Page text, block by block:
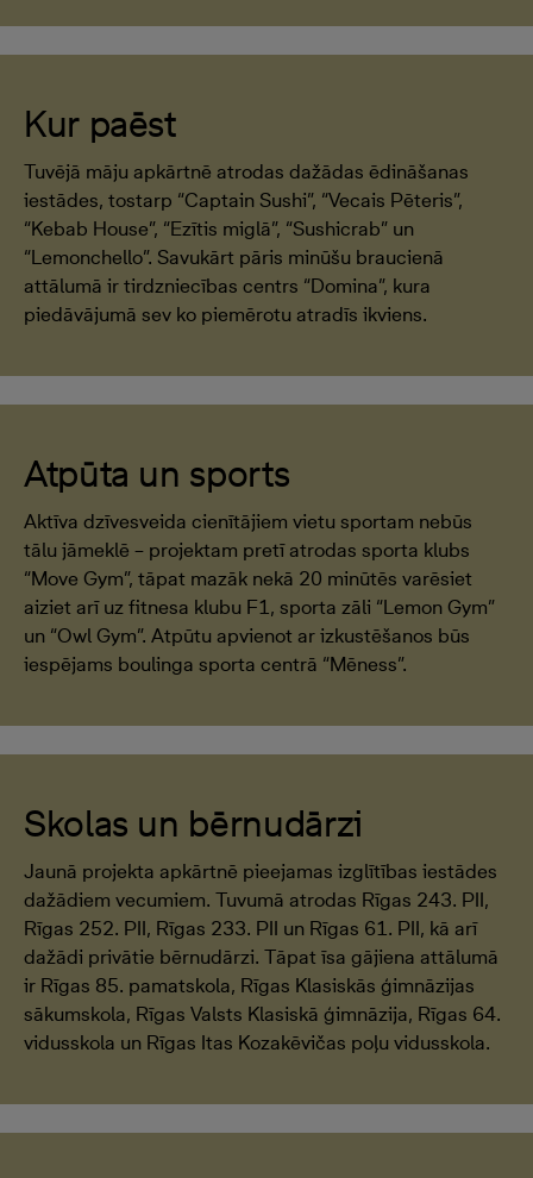
Kur paēst
Tuvējā māju apkārtnē atrodas dažādas ēdināšanas
iestādes, tostarp “Captain Sushi”, “Vecais Pēteris”,
“Kebab House”, “Ezītis miglā”, “Sushicrab” un
“Lemonchello”. Savukārt pāris minūšu braucienā
attālumā ir tirdzniecības centrs “Domina”, kura
piedāvājumā sev ko piemērotu atradīs ikviens.
Atpūta un sports
Aktīva dzīvesveida cienītājiem vietu sportam nebūs
tālu jāmeklē – projektam pretī atrodas sporta klubs
“Move Gym”, tāpat mazāk nekā 20 minūtēs varēsiet
aiziet arī uz fitnesa klubu F1, sporta zāli “Lemon Gym”
un “Owl Gym”. Atpūtu apvienot ar izkustēšanos būs
iespējams boulinga sporta centrā “Mēness”.
Skolas un bērnudārzi
Jaunā projekta apkārtnē pieejamas izglītības iestādes
dažādiem vecumiem. Tuvumā atrodas Rīgas 243. PII,
Rīgas 252. PII, Rīgas 233. PII un Rīgas 61. PII, kā arī
dažādi privātie bērnudārzi. Tāpat īsa gājiena attālumā
ir Rīgas 85. pamatskola, Rīgas Klasiskās ģimnāzijas
sākumskola, Rīgas Valsts Klasiskā ģimnāzija, Rīgas 64.
vidusskola un Rīgas Itas Kozakēvičas poļu vidusskola.